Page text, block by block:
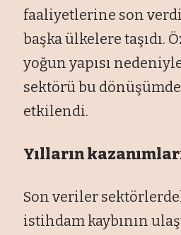
faaliyetlerine son
başka ülkelere taşıdı.
yoğun yapısı
sektörü bu
etkilendi.
Yılların
Son veriler
istihdam kaybının